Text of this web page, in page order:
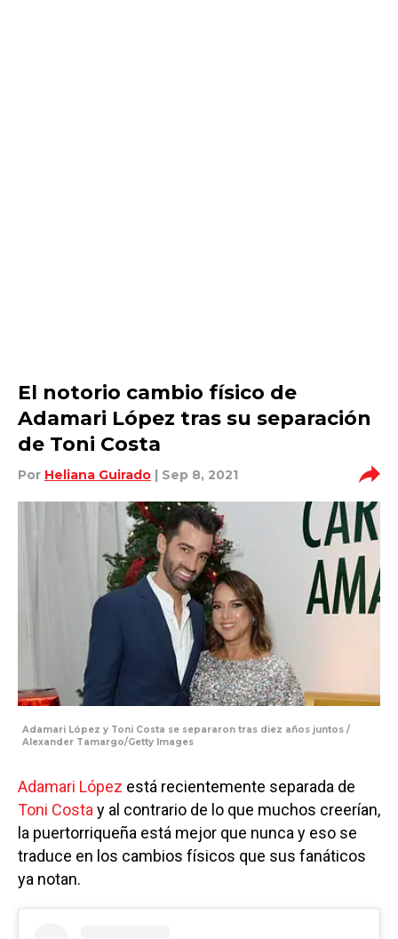
El notorio cambio físico de
Adamari López tras su separación
de Toni Costa
Por Heliana Guirado | Sep 8, 2021
Adamari López y Toni Costa se separaron tras diez años juntos /
Alexander Tamargo/Getty Images
Adamari López está recientemente separada de
Toni Costa y al contrario de lo que muchos creerían,
la puertorriqueña está mejor que nunca y eso se
traduce en los cambios físicos que sus fanáticos
ya notan.